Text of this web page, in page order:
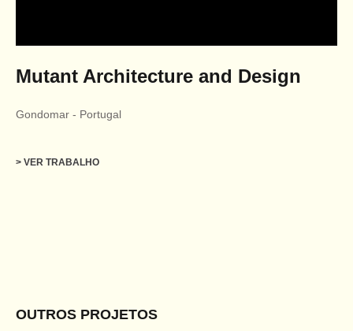
Mutant Architecture and Design
Gondomar - Portugal
> VER TRABALHO
OUTROS PROJETOS